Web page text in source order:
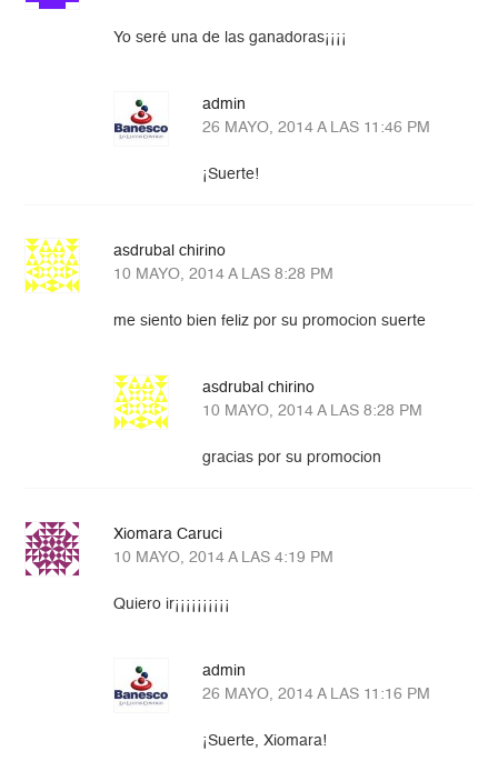
Yo seré una de las ganadoras¡¡¡¡
admin
26 MAYO, 2014 A LAS 11:46 PM
¡Suerte!
asdrubal chirino
10 MAYO, 2014 A LAS 8:28 PM
me siento bien feliz por su promocion suerte
asdrubal chirino
10 MAYO, 2014 A LAS 8:28 PM
gracias por su promocion
Xiomara Caruci
10 MAYO, 2014 A LAS 4:19 PM
Quiero ir¡¡¡¡¡¡¡¡¡¡
admin
26 MAYO, 2014 A LAS 11:16 PM
¡Suerte, Xiomara!